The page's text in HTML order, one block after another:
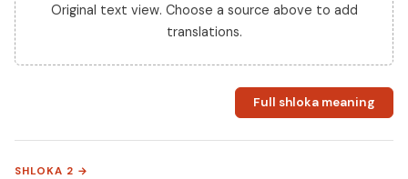
Original text view. Choose a source above to add
translations.
Full shloka meaning
SHLOKA 2 →